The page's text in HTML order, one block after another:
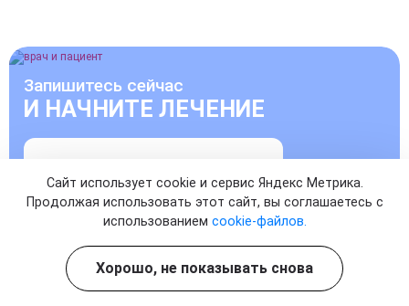
Запишитесь сейчас
И НАЧНИТЕ ЛЕЧЕНИЕ
УЖЕ СЕГОДНЯ
Записаться на прием к врачу
Сайт использует cookie и сервис Яндекс Метрика.
Продолжая использовать этот сайт, вы соглашаетесь с
использованием cookie-файлов.
Хорошо, не показывать снова